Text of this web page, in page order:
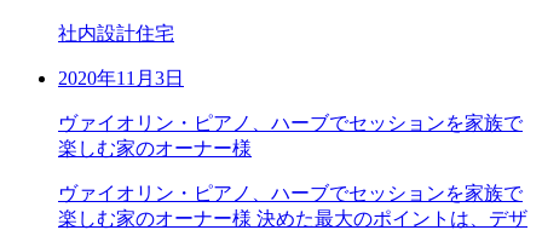
社内設計住宅
2020年11月3日
ヴァイオリン・ピアノ、ハーブでセッションを家族で
楽しむ家のオーナー様
ヴァイオリン・ピアノ、ハーブでセッションを家族で
楽しむ家のオーナー様 決めた最大のポイントは、デザ